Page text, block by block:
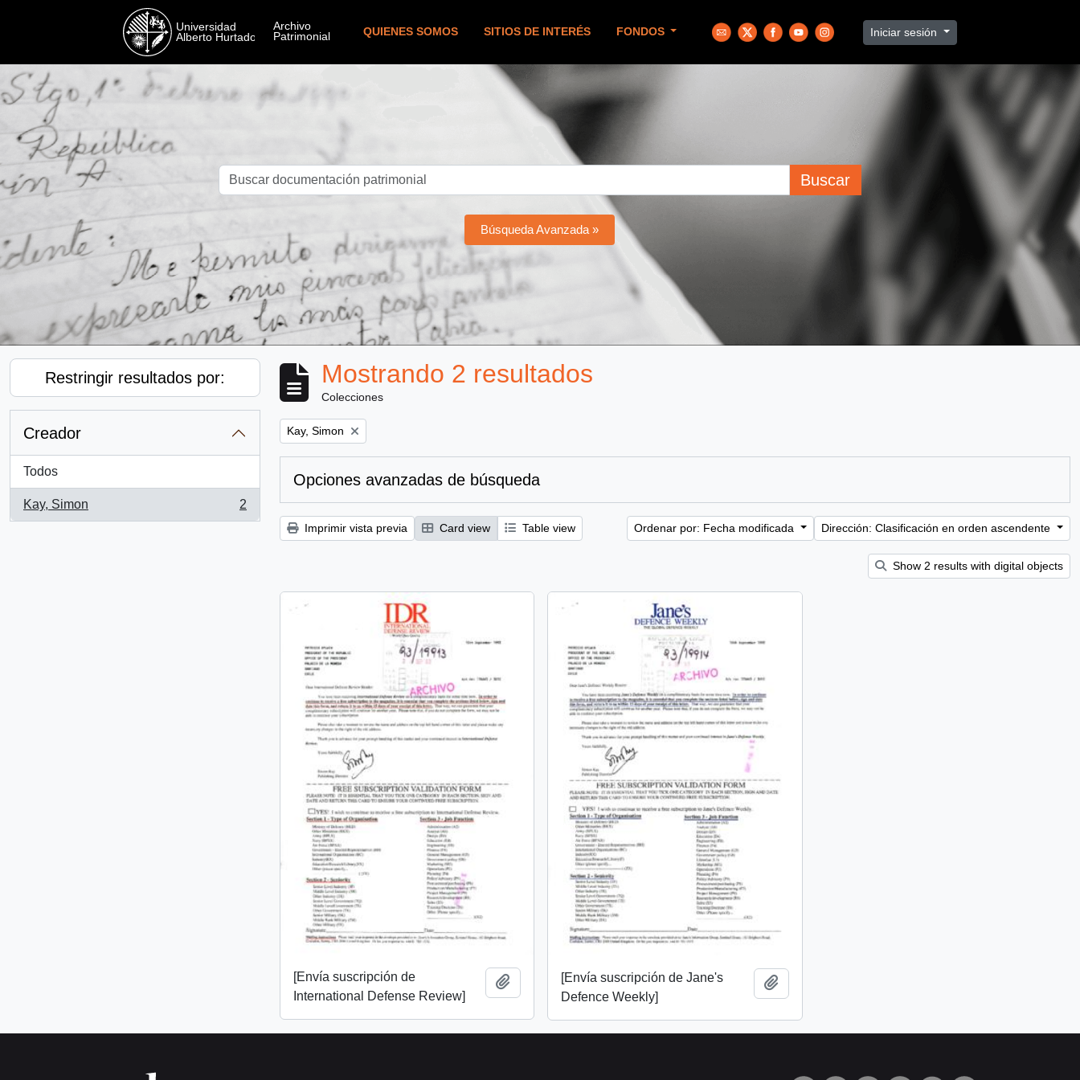
QUIENES SOMOS SITIOS DE INTERÉS FONDOS Iniciar sesión
Buscar
Búsqueda Avanzada »
Restringir resultados por:
Creador
Todos
Kay, Simon
, 2 resultados
2
Mostrando 2 resultados
Colecciones
Remove filter:
Kay, Simon
Opciones avanzadas de búsqueda
Imprimir vista previa Card view Table view Ordenar por: Fecha modificada Dirección: Clasificación en orden ascendente
Show 2 results with digital objects
[Envía suscripción de
International Defense Review]
Añadir al portapapeles
[Envía suscripción de Jane's
Defence Weekly]
Añadir al portapapeles